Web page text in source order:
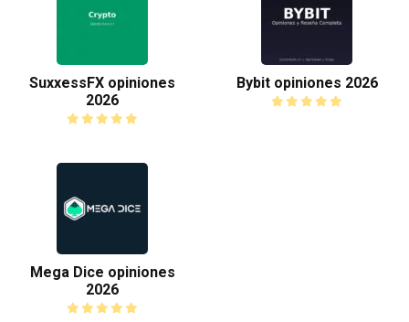
SuxxessFX opiniones
2026
Bybit opiniones 2026
Mega Dice opiniones
2026